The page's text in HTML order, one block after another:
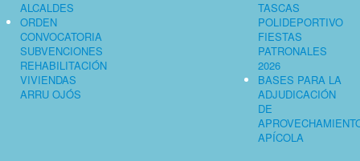
ALCALDES
ORDEN
CONVOCATORIA
SUBVENCIONES
REHABILITACIÓN
VIVIENDAS
ARRU OJÓS
TASCAS
POLIDEPORTIVO
FIESTAS
PATRONALES
2026
BASES PARA LA
ADJUDICACIÓN
DE
APÍCOLA